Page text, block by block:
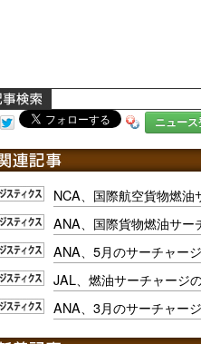
ニュー
NCA、国際航空貨物燃油
ANA、国際貨物燃油サー
ANA、5月のサーチャー
JAL、燃油サーチャージ
ANA、3月のサーチャー